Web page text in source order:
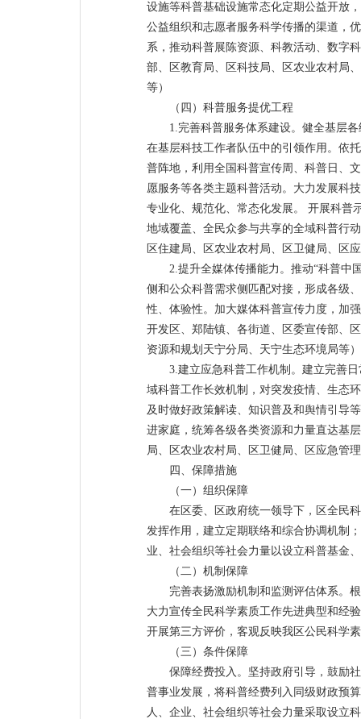
设施等科普基础设施常态化定期公益开放
公益组织和志愿者服务科学传播的渠道，
系，推动科普展陈资源、科教活动、数字
部、区教育局、区科技局、区农业农村局
等）
（四）科普服务提优工程
1.完善科普服务体系建设。健全基层
在基层科技工作者队伍中的引领作用。依
普阵地，利用全国科普宣传周、科普日、
愿服务等各类主题科普活动。大力发展科
专业化、规范化、常态化发展。 开展科普
地域覆盖、全民众参与共享的全域科普行
区住建局、区农业农村局、区卫健局、区
2.提升全媒体传播能力。推动“科普中
侧和公众科普需求侧匹配对接，形成各级
性、体验性。加大媒体科普宣传力度，加
开发区、郑陆镇、各街道、区委宣传部、
资源和规划天宁分局、天宁生态环境局等）
3.建立应急科普工作机制。建立完善
域科普工作长效机制，对突发疫情、生态
及时做好政策解读、知识普及和舆情引导
进家庭，统筹各级各类资源和力量直达基
局、区农业农村局、区卫健局、区应急管
四、保障措施
（一）组织保障
在区委、区政府统一领导下，区全民
发挥作用，建立定期联络和综合协调机制
业、社会组织等社会力量以设立科普基金
（二）机制保障
完善表扬激励机制和监测评估体系。
大力宣传全民科学素质工作先进典型和经
开展第三方评价，客观反映我区公民科学
（三）条件保障
保障经费投入。坚持政府引导，鼓励
普事业发展，将科普经费列入同级财政预
人、企业、社会组织等社会力量采取设立